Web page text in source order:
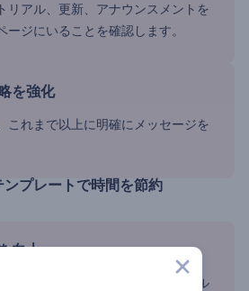
リアル、更新、アナウンスメントを
ジにいることを確認します。
を強化
これまで以上に明確にメッセージを
ンプレートで時間を節約
向上
ンツで一貫したプロフェッショナル